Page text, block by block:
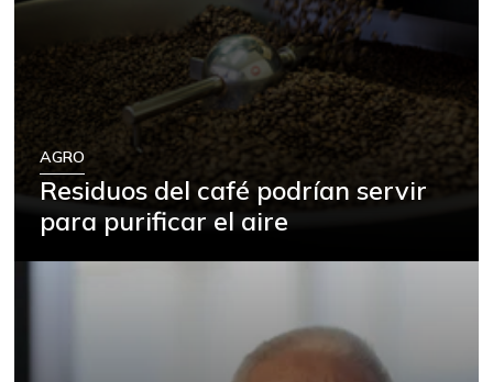
AGRO
Residuos del café podrían servir
para purificar el aire